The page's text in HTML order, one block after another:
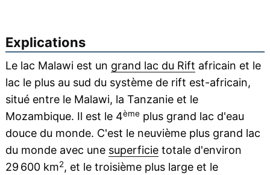
Explications
Le lac Malawi est un grand lac du Rift africain et le
lac le plus au sud du système de rift est-africain,
situé entre le Malawi, la Tanzanie et le
Mozambique. Il est le 4èmeplus grand lac d'eau
douce du monde. C'est le neuvième plus grand lac
du monde avec une superficietotale d'environ
29 600 km2, et le troisième plus large et le